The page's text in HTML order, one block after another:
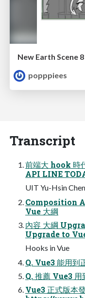
New Earth Scene 8
popppiees
Transcript
前端⼤ hook
API LINE
UIT Yu-Hsin
Composition
Vue ⼤綱
內容 ⼤綱
Upgrade to
Hooks in Vue
Q. Vue3 能⽤到
Q. 推薦 Vue3
Vue3 正式版本